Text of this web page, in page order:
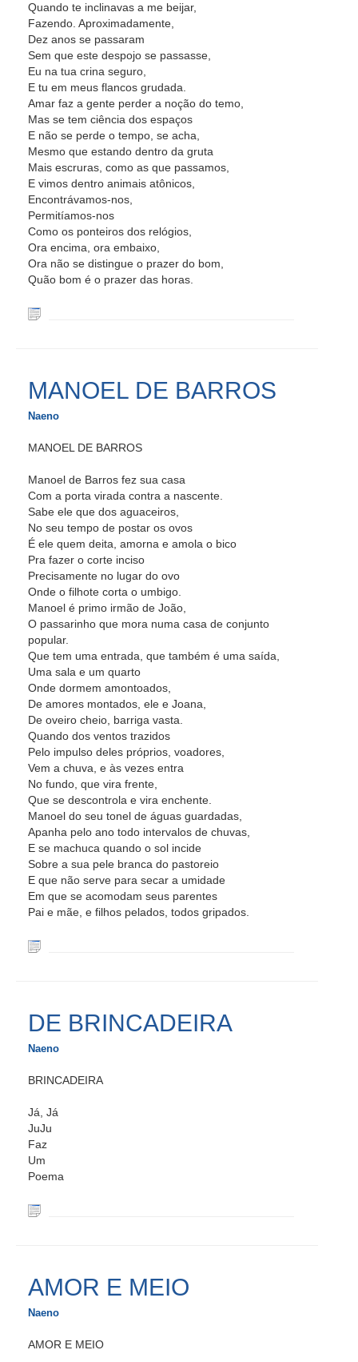
Quando te inclinavas a me beijar,
Fazendo. Aproximadamente,
Dez anos se passaram
Sem que este despojo se passasse,
Eu na tua crina seguro,
E tu em meus flancos grudada.
Amar faz a gente perder a noção do temo,
Mas se tem ciência dos espaços
E não se perde o tempo, se acha,
Mesmo que estando dentro da gruta
Mais escruras, como as que passamos,
E vimos dentro animais atônicos,
Encontrávamos-nos,
Permitíamos-nos
Como os ponteiros dos relógios,
Ora encima, ora embaixo,
Ora não se distingue o prazer do bom,
Quão bom é o prazer das horas.
MANOEL DE BARROS
Naeno
MANOEL DE BARROS
Manoel de Barros fez sua casa
Com a porta virada contra a nascente.
Sabe ele que dos aguaceiros,
No seu tempo de postar os ovos
É ele quem deita, amorna e amola o bico
Pra fazer o corte inciso
Precisamente no lugar do ovo
Onde o filhote corta o umbigo.
Manoel é primo irmão de João,
O passarinho que mora numa casa de conjunto
popular.
Que tem uma entrada, que também é uma saída,
Uma sala e um quarto
Onde dormem amontoados,
De amores montados, ele e Joana,
De oveiro cheio, barriga vasta.
Quando dos ventos trazidos
Pelo impulso deles próprios, voadores,
Vem a chuva, e às vezes entra
No fundo, que vira frente,
Que se descontrola e vira enchente.
Manoel do seu tonel de águas guardadas,
Apanha pelo ano todo intervalos de chuvas,
E se machuca quando o sol incide
Sobre a sua pele branca do pastoreio
E que não serve para secar a umidade
Em que se acomodam seus parentes
Pai e mãe, e filhos pelados, todos gripados.
DE BRINCADEIRA
Naeno
BRINCADEIRA
Já, Já
JuJu
Faz
Um
Poema
AMOR E MEIO
Naeno
AMOR E MEIO